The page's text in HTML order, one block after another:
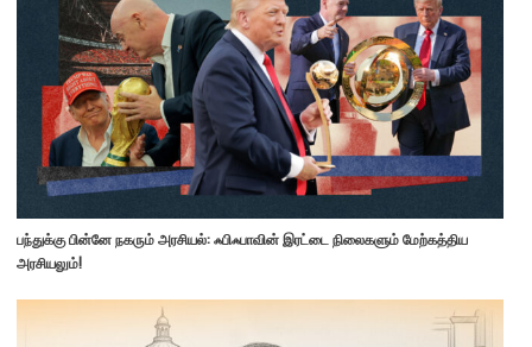
பந்துக்கு பின்னே நகரும் அரசியல்: ஃபிஃபாவின் இரட்டை நிலைகளும் மேற்கத்திய
அரசியலும்!